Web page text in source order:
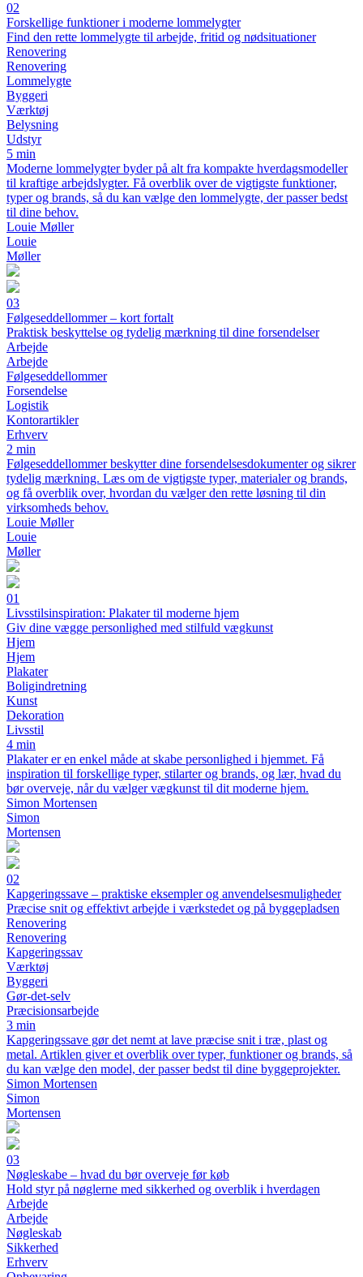
02
Forskellige funktioner i moderne lommelygter
Find den rette lommelygte til arbejde, fritid og nødsituationer
Renovering
Renovering
Lommelygte
Byggeri
Værktøj
Belysning
Udstyr
5 min
Moderne lommelygter byder på alt fra kompakte hverdagsmodeller
til kraftige arbejdslygter. Få overblik over de vigtigste funktioner,
typer og brands, så du kan vælge den lommelygte, der passer bedst
til dine behov.
Louie Møller
Louie
Møller
03
Følgeseddellommer – kort fortalt
Praktisk beskyttelse og tydelig mærkning til dine forsendelser
Arbejde
Arbejde
Følgeseddellommer
Forsendelse
Logistik
Kontorartikler
Erhverv
2 min
Følgeseddellommer beskytter dine forsendelsesdokumenter og sikrer
tydelig mærkning. Læs om de vigtigste typer, materialer og brands,
og få overblik over, hvordan du vælger den rette løsning til din
virksomheds behov.
Louie Møller
Louie
Møller
01
Livsstilsinspiration: Plakater til moderne hjem
Giv dine vægge personlighed med stilfuld vægkunst
Hjem
Hjem
Plakater
Boligindretning
Kunst
Dekoration
Livsstil
4 min
Plakater er en enkel måde at skabe personlighed i hjemmet. Få
inspiration til forskellige typer, stilarter og brands, og lær, hvad du
bør overveje, når du vælger vægkunst til dit moderne hjem.
Simon Mortensen
Simon
Mortensen
02
Kapgeringssave – praktiske eksempler og anvendelsesmuligheder
Præcise snit og effektivt arbejde i værkstedet og på byggepladsen
Renovering
Renovering
Kapgeringssav
Værktøj
Byggeri
Gør-det-selv
Præcisionsarbejde
3 min
Kapgeringssave gør det nemt at lave præcise snit i træ, plast og
metal. Artiklen giver et overblik over typer, funktioner og brands, så
du kan vælge den model, der passer bedst til dine byggeprojekter.
Simon Mortensen
Simon
Mortensen
03
Nøgleskabe – hvad du bør overveje før køb
Hold styr på nøglerne med sikkerhed og overblik i hverdagen
Arbejde
Arbejde
Nøgleskab
Sikkerhed
Erhverv